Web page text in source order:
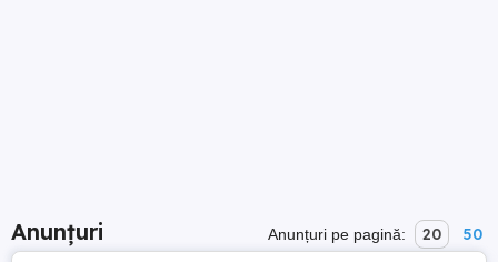
Anunțuri Anunțuri pe pagină: 20 50